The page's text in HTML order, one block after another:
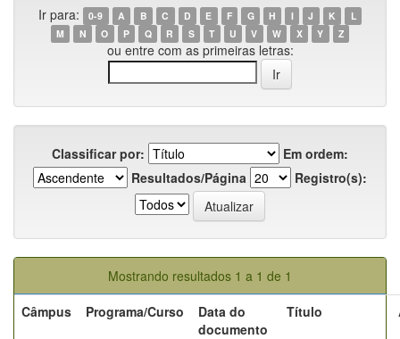
Ir para: 0-9 A B C D E F G H I J K
L
M
N O P Q R S T U V W X Y Z
ou entre com as primeiras letras:
Classificar por:
Em ordem:
Resultados/Página
Registro(s):
Mostrando resultados 1 a 1 de 1
Câmpus
Programa/Curso
Data do
documento
Título